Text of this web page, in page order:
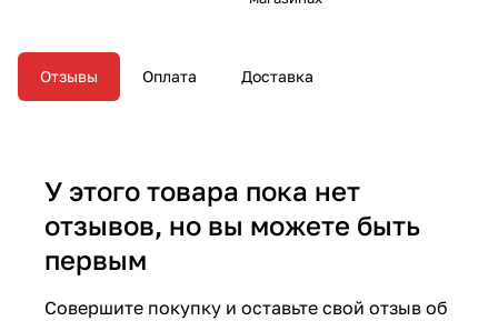
Отзывы Оплата Доставка
У этого товара пока нет
отзывов, но вы можете быть
первым
Совершите покупку и оставьте свой отзыв об